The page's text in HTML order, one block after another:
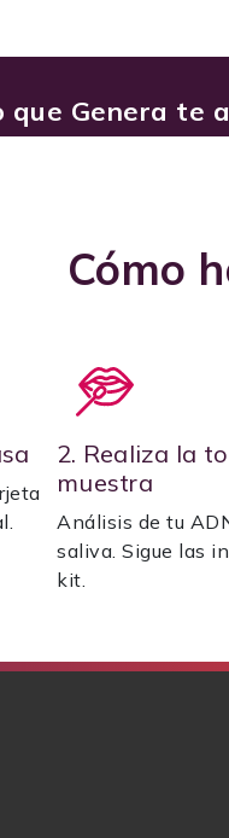
que Genera te
Cómo
2. Realiza la
muestra
Análisis de tu
saliva. Sigue las
kit.